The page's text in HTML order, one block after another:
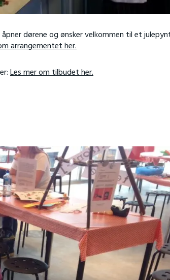
dørene og ønsker velkommen til et
arrangementet her.
Les mer om tilbudet her.